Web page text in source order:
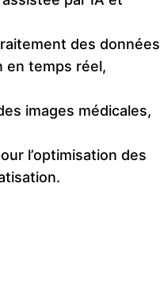
des données
en temps réel,
images médicales,
l’optimisation des